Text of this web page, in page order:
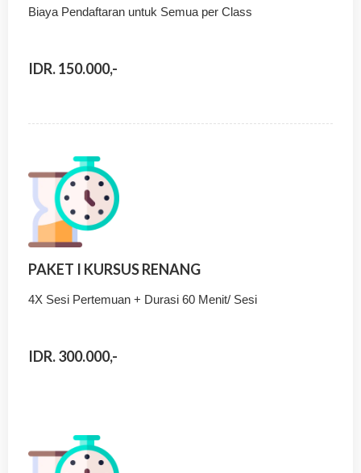
Biaya Pendaftaran untuk Semua per Class
IDR. 150.000,-
PAKET I KURSUS RENANG
4X Sesi Pertemuan + Durasi 60 Menit/ Sesi
IDR. 300.000,-